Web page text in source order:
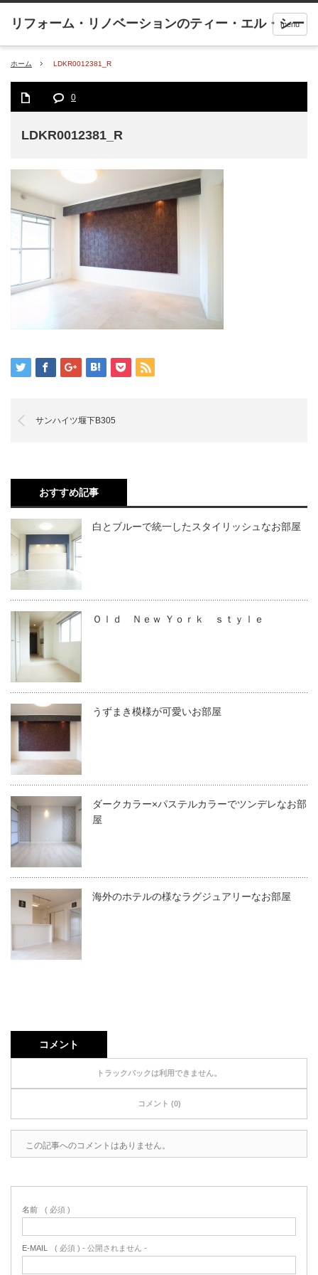
menu
ホーム LDKR0012381_R
0
LDKR0012381_R
サンハイツ堰下B305
おすすめ記事
白とブルーで統一したスタイリッシュなお部屋
Ｏｌｄ Ｎｅｗ Ｙｏｒｋ ｓｔｙｌｅ
うずまき模様が可愛いお部屋
ダークカラー×パステルカラーでツンデレなお部
屋
海外のホテルの様なラグジュアリーなお部屋
コメント
トラックバックは利用できません。
コメント (0)
この記事へのコメントはありません。
名前 ( 必須 )
E-MAIL ( 必須 ) - 公開されません -